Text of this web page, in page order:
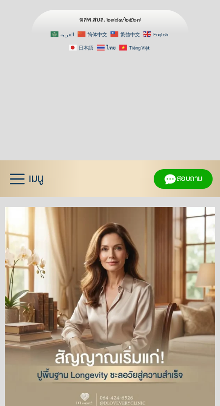
ฆสพ.สบส. ๒๙๘๓/๒๕๖๗
العربية 简体中文 繁體中文 English
日本語 ไทย Tiếng Việt
เมนู สอบถาม